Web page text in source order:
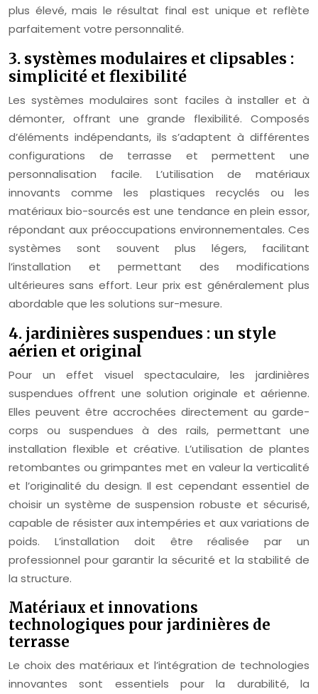
plus élevé, mais le résultat final est unique et reflète
parfaitement votre personnalité.
3. systèmes modulaires et clipsables :
simplicité et flexibilité
Les systèmes modulaires sont faciles à installer et à
démonter, offrant une grande flexibilité. Composés
d’éléments indépendants, ils s’adaptent à différentes
configurations de terrasse et permettent une
personnalisation facile. L’utilisation de matériaux
innovants comme les plastiques recyclés ou les
matériaux bio-sourcés est une tendance en plein essor,
répondant aux préoccupations environnementales. Ces
systèmes sont souvent plus légers, facilitant
l’installation et permettant des modifications
ultérieures sans effort. Leur prix est généralement plus
abordable que les solutions sur-mesure.
4. jardinières suspendues : un style
aérien et original
Pour un effet visuel spectaculaire, les jardinières
suspendues offrent une solution originale et aérienne.
Elles peuvent être accrochées directement au garde-
corps ou suspendues à des rails, permettant une
installation flexible et créative. L’utilisation de plantes
retombantes ou grimpantes met en valeur la verticalité
et l’originalité du design. Il est cependant essentiel de
choisir un système de suspension robuste et sécurisé,
capable de résister aux intempéries et aux variations de
poids. L’installation doit être réalisée par un
professionnel pour garantir la sécurité et la stabilité de
la structure.
Matériaux et innovations
technologiques pour jardinières de
terrasse
Le choix des matériaux et l’intégration de technologies
innovantes sont essentiels pour la durabilité, la